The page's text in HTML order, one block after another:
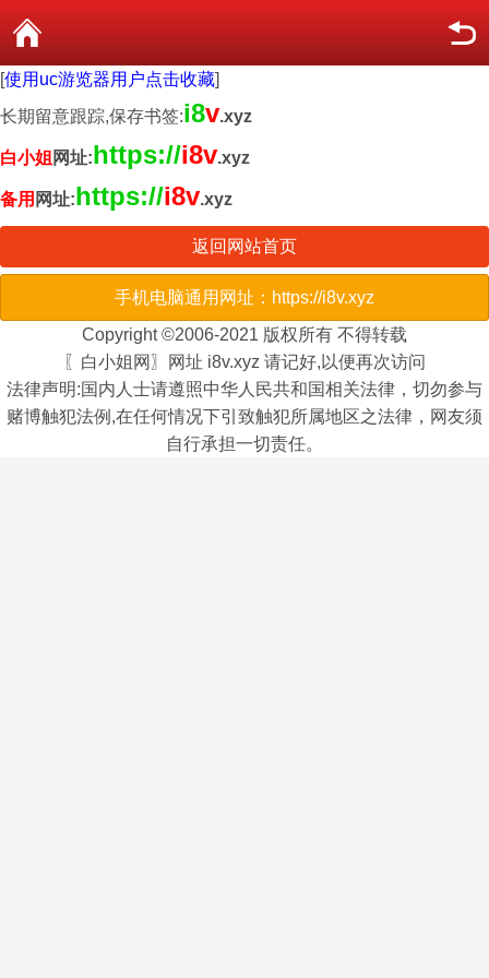
[使用uc游览器用户点击收藏]
长期留意跟踪,保存书签:i8v.xyz
白小姐 网址:https://i8v.xyz
备用 网址:https://i8v.xyz
返回网站首页
手机电脑通用网址：https://i8v.xyz
Copyright ©2006-2021 版权所有 不得转载
〖白小姐网〗网址 i8v.xyz 请记好,以便再次访问
法律声明:国内人士请遵照中华人民共和国相关法律，切勿参与
赌博触犯法例,在任何情况下引致触犯所属地区之法律，网友须
自行承担一切责任。